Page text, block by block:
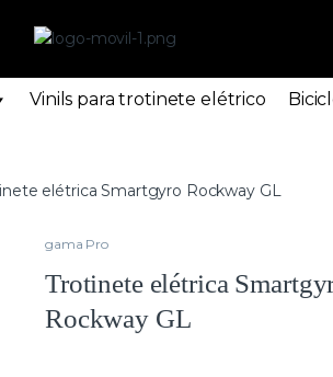
Vinils para trotinete elétrico
elétrica Smartgyro Rockway GL
gama Pro
Trotinete elétrica
Rockway GL